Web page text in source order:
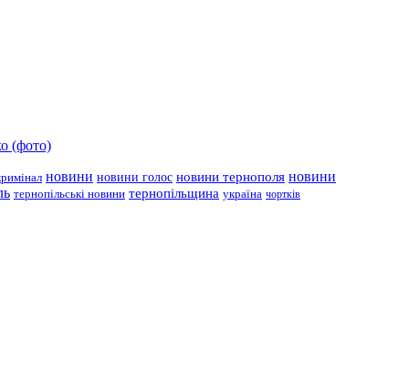
(фото)
новини новини голос новини тернополя новини
тернопільські новини тернопільщина україна чортків